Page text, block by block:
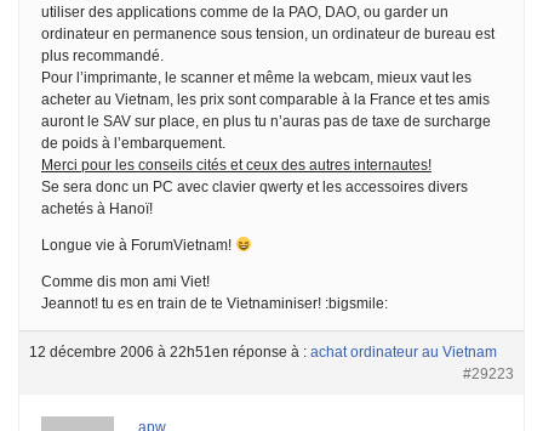
utiliser des applications comme de la PAO, DAO, ou garder un
ordinateur en permanence sous tension, un ordinateur de bureau est
plus recommandé.
Pour l’imprimante, le scanner et même la webcam, mieux vaut les
acheter au Vietnam, les prix sont comparable à la France et tes amis
auront le SAV sur place, en plus tu n’auras pas de taxe de surcharge
de poids à l’embarquement.
Merci pour les conseils cités et ceux des autres internautes!
Se sera donc un PC avec clavier qwerty et les accessoires divers
achetés à Hanoï!
Longue vie à ForumVietnam!
Comme dis mon ami Viet!
Jeannot! tu es en train de te Vietnaminiser! :bigsmile:
12 décembre 2006 à 22h51 en réponse à : achat ordinateur au Vietnam
#29223
apw